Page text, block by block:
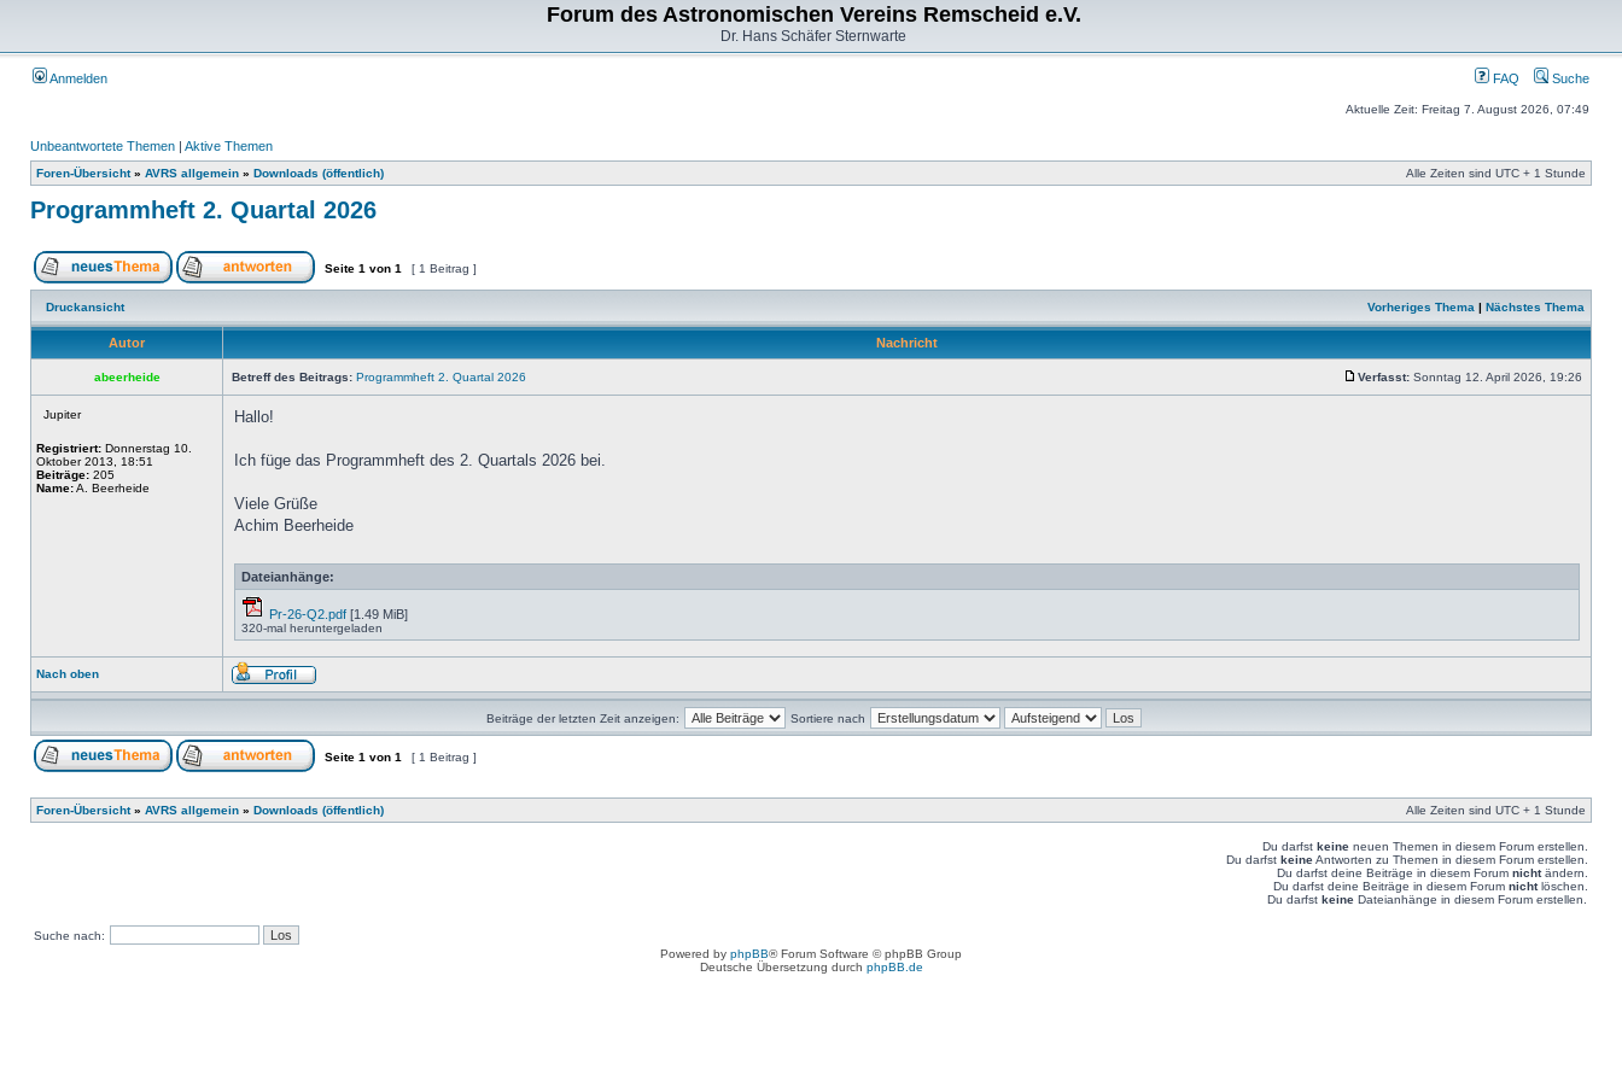
Forum des Astronomischen Vereins Remscheid e.V.
Dr. Hans Schäfer Sternwarte
Anmelden FAQ Suche
Aktuelle Zeit: Freitag 7. August 2026, 07:49
Unbeantwortete Themen | Aktive Themen
Foren-Übersicht» AVRS allgemein » Downloads (öffentlich) Alle Zeiten sind UTC + 1 Stunde
Programmheft 2. Quartal 2026
Seite 1 von 1 [ 1 Beitrag ]
Druckansicht Vorheriges Thema | Nächstes Thema
Autor Nachricht
abeerheide Betreff des Beitrags: Programmheft 2. Quartal 2026 Verfasst: Sonntag 12. April 2026, 19:26
Jupiter
Registriert: Donnerstag 10.
Oktober 2013, 18:51
Beiträge: 205
Name:A. Beerheide
Hallo!
Ich füge das Programmheft des 2. Quartals 2026 bei.
Viele Grüße
Achim Beerheide
Dateianhänge:
Pr-26-Q2.pdf [1.49 MiB]
320-mal heruntergeladen
Nach oben
Beiträge der letzten Zeit anzeigen: Sortiere nach
Seite 1 von 1 [ 1 Beitrag ]
Foren-Übersicht» AVRS allgemein » Downloads (öffentlich) Alle Zeiten sind UTC + 1 Stunde
Du darfst keine neuen Themen in diesem Forum erstellen.
Du darfst keineAntworten zu Themen in diesem Forum erstellen.
Du darfst deine Beiträge in diesem Forum nichtändern.
Du darfst deine Beiträge in diesem Forum nichtlöschen.
Du darfst keine Dateianhänge in diesem Forum erstellen.
Suche nach:
Powered by phpBB® Forum Software © phpBB Group
Deutsche Übersetzung durch phpBB.de